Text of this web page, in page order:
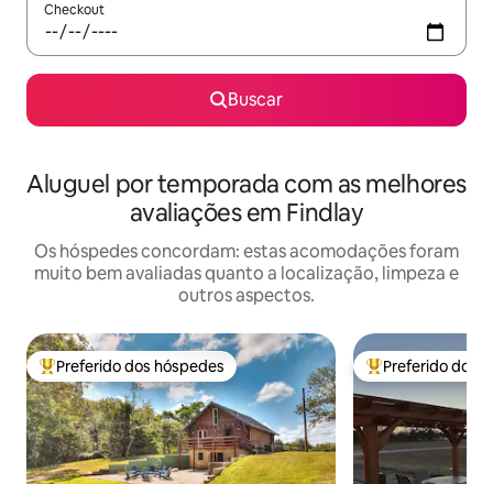
Checkout
Buscar
Aluguel por temporada com as melhores
avaliações em Findlay
Os hóspedes concordam: estas acomodações foram
muito bem avaliadas quanto a localização, limpeza e
outros aspectos.
Entre os melhores preferidos dos hóspedes
Preferido dos hóspedes Entre os
Preferido dos